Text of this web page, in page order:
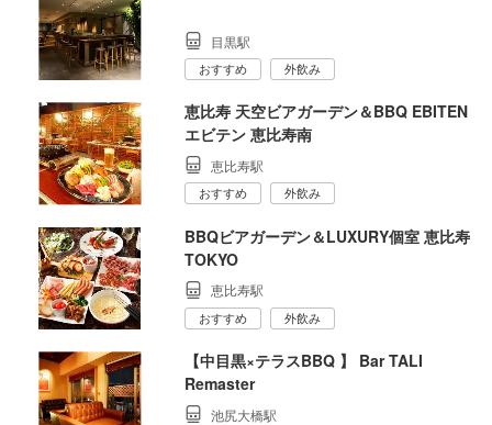
目黒駅
おすすめ 外飲み
恵比寿 天空ビアガーデン＆BBQ EBITEN
エビテン 恵比寿南
恵比寿駅
おすすめ 外飲み
BBQビアガーデン＆LUXURY個室 恵比寿
TOKYO
恵比寿駅
おすすめ 外飲み
【中目黒×テラスBBQ 】 Bar TALI
Remaster
池尻大橋駅